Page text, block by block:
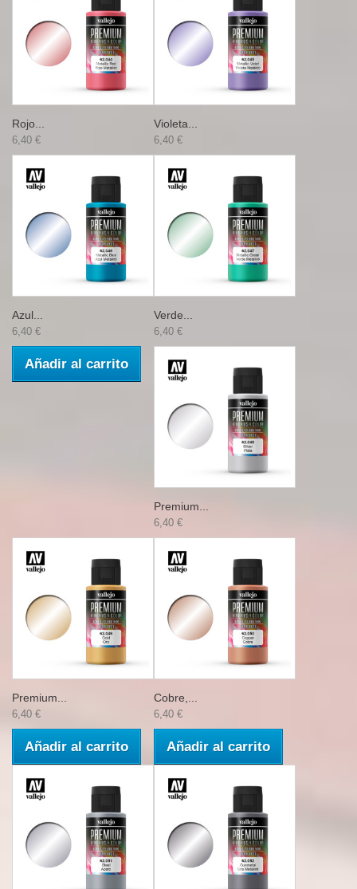
Rojo...
6,40 €
Violeta...
6,40 €
Azul...
6,40 €
Añadir al carrito
Verde...
6,40 €
Premium...
6,40 €
Premium...
6,40 €
Añadir al carrito
Cobre,...
6,40 €
Añadir al carrito